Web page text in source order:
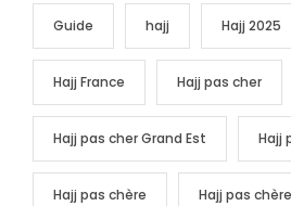
Guide hajj Hajj 2025
Hajj France Hajj pas cher
Hajj pas cher Grand Est Hajj
Hajj pas chère Hajj pas